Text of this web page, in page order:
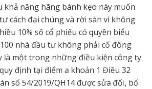
khả năng hãng bánh kẹo này muốn
cách đại chúng và rời sàn vì không
10% số cổ phiếu có quyền biểu
nhà đầu tư không phải cổ đông
là một trong những điều kiện công ty
định tại điểm a khoản 1 Điều 32
số 54/2019/QH14 được sửa đổi, bổ